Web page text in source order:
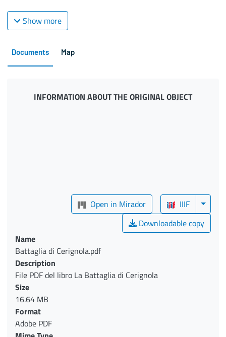
Show more
Documents Map
INFORMATION ABOUT THE ORIGINAL OBJECT
Open in Mirador
IIIF
Downloadable copy
Name
Battaglia di Cerignola.pdf
Description
File PDF del libro La Battaglia di Cerignola
Size
16.64 MB
Format
Adobe PDF